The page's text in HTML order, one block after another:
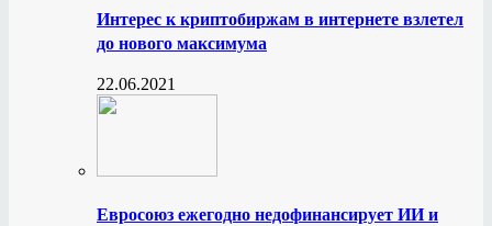
Интерес к криптобиржам в интернете взлетел
до нового максимума
22.06.2021
Евросоюз ежегодно недофинансирует ИИ и